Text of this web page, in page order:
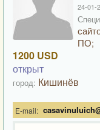
24-01-
ПО;
1200 USD
открыт
город: Кишинёв
E-mail: